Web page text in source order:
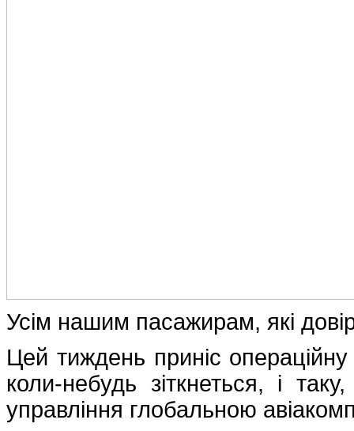
Усім нашим пасажирам, які
Цей тиждень приніс
коли-небудь зіткнеться, і
управління глобальною